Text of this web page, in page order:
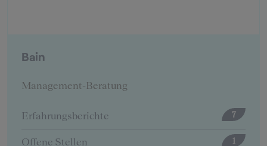
7
1
Management-Beratung
Erfahrungsberichte